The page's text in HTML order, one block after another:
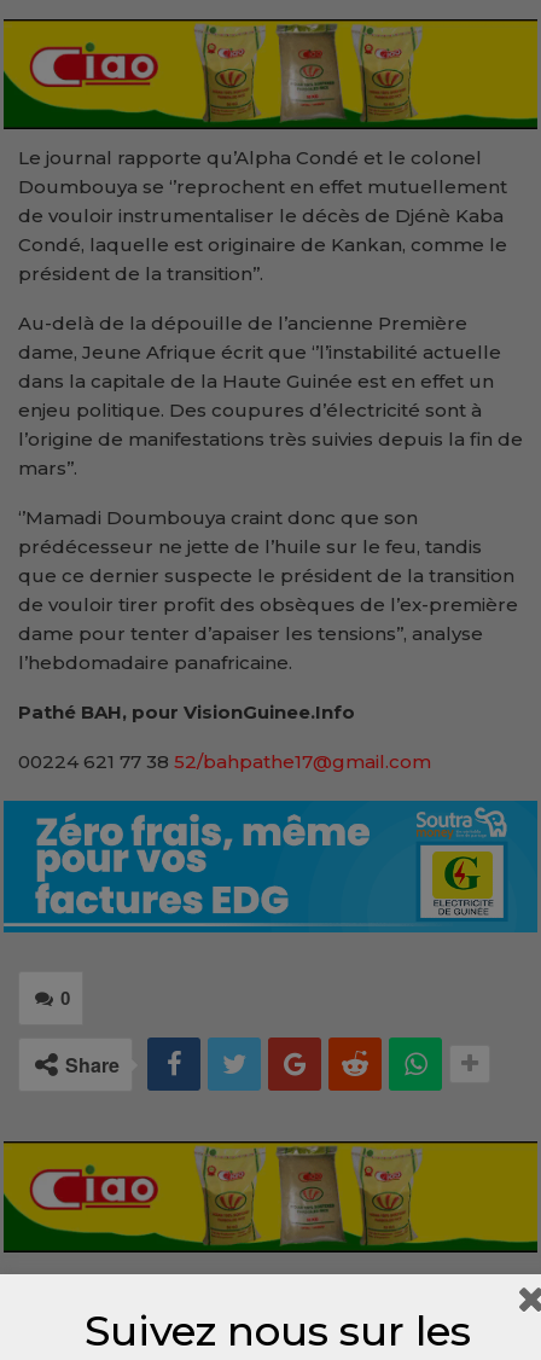
Le journal rapporte qu’Alpha Condé et le colonel
Doumbouya se ‘’reprochent en effet mutuellement
de vouloir instrumentaliser le décès de Djénè Kaba
Condé, laquelle est originaire de Kankan, comme le
président de la transition’’.
Au-delà de la dépouille de l’ancienne Première
dame, Jeune Afrique écrit que ‘’l’instabilité actuelle
dans la capitale de la Haute Guinée est en effet un
enjeu politique. Des coupures d’électricité sont à
l’origine de manifestations très suivies depuis la fin de
mars’’.
‘’Mamadi Doumbouya craint donc que son
prédécesseur ne jette de l’huile sur le feu, tandis
que ce dernier suspecte le président de la transition
de vouloir tirer profit des obsèques de l’ex-première
dame pour tenter d’apaiser les tensions’’, analyse
l’hebdomadaire panafricaine.
Pathé BAH, pour VisionGuinee.Info
00224 621 77 38 52/bahpathe17@gmail.com
0
Share
LAISSER UN COMMENTAIRE
Suivez nous sur les